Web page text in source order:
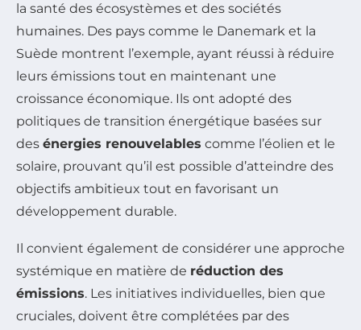
la santé des écosystèmes et des sociétés
humaines. Des pays comme le Danemark et la
Suède montrent l’exemple, ayant réussi à réduire
leurs émissions tout en maintenant une
croissance économique. Ils ont adopté des
politiques de transition énergétique basées sur
des énergies renouvelables comme l’éolien et le
solaire, prouvant qu’il est possible d’atteindre des
objectifs ambitieux tout en favorisant un
développement durable.
Il convient également de considérer une approche
systémique en matière de réduction des
émissions. Les initiatives individuelles, bien que
cruciales, doivent être complétées par des